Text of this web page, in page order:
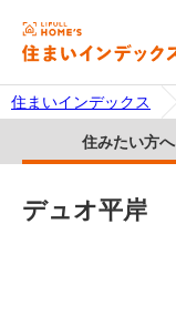
住まいインデックス
住みたい方へ
デュオ平岸